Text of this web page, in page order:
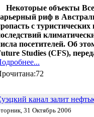
Некоторые объекты
риф в
с
посетителей. Об
Studies (CFS),
канал залит
31 Октябрь 2006